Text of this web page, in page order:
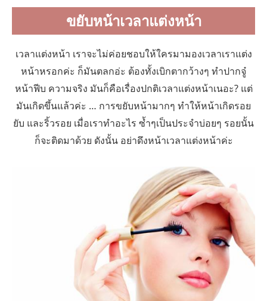
ขยับหน้าเวลาแต่งหน้า
เวลาแต่งหน้า เราจะไม่ค่อยชอบให้ใครมามองเวลาเราแต่ง
หน้าหรอกค่ะ ก็มันตลกอ่ะ ต้องทั้งเบิกตากว้างๆ ทำปากจู๋
หน้าฟีบ ความจริง มันก็คือเรื่องปกติเวลาแต่งหน้าเนอะ? แต่
มันเกิดขึ้นแล้วค่ะ … การขยับหน้ามากๆ ทำให้หน้าเกิดรอย
ยับ และริ้วรอย เมื่อเราทำอะไร ซ้ำๆเป็นประจำบ่อยๆ รอยนั้น
ก็จะติดมาด้วย ดังนั้น อย่าดึงหน้าเวลาแต่งหน้าค่ะ